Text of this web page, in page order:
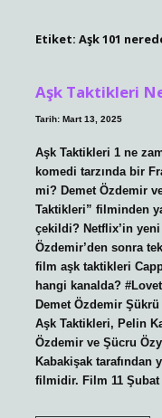
Etiket: Aşk 101
Aşk Taktikleri
Tarih: Mart 13, 2025
Aşk Taktikleri 1 ne
komedi tarzında bir
mi? Demet Özdemir
Taktikleri” filminden
çekildi? Netflix’in
Özdemir’den sonra
film aşk taktikleri
hangi kanalda?
Demet Özdemir
Aşk Taktikleri, Pelin
Özdemir ve Şücru
Kabakişak tarafından
filmidir. Film 11 Şubat